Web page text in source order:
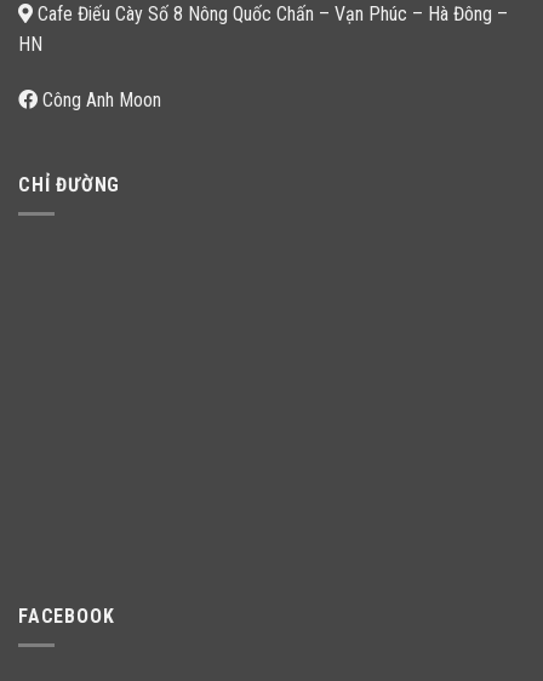
Cafe Điếu Cày Số 8 Nông Quốc Chấn – Vạn Phúc – Hà Đông –
HN
Công Anh Moon
CHỈ ĐƯỜNG
FACEBOOK